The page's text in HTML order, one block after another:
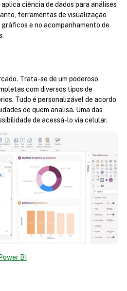
ciência de dados para análises
ferramentas de visualização
e no acompanhamento de
Trata-se de um poderoso
com diversos tipos de
Tudo é personalizável de acordo
de quem analisa. Uma das
de acessá-lo via celular.
BI